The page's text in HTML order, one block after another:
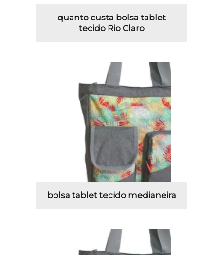
quanto custa bolsa tablet
tecido Rio Claro
bolsa tablet tecido medianeira